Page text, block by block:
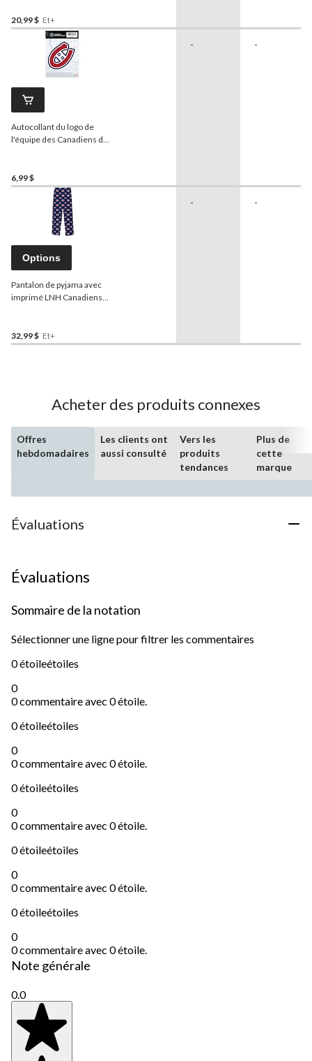
20,99 $ Et+
Autocollant du logo de
l'équipe des Canadiens de
6,99 $
- -
Options
Pantalon de pyjama avec
imprimé LNH Canadiens
32,99 $ Et+
- -
Acheter des produits connexes
Offres
hebdomadaires
Les clients ont
aussi consulté
Vers les
produits
tendances
Plus de
cette
marque
Évaluations
Évaluations
Sommaire de la notation
Sélectionner une ligne pour filtrer les commentaires
0 étoileétoiles
0
0 commentaire avec 0 étoile.
0 étoileétoiles
0
0 commentaire avec 0 étoile.
0 étoileétoiles
0
0 commentaire avec 0 étoile.
0 étoileétoiles
0
0 commentaire avec 0 étoile.
0 étoileétoiles
0
0 commentaire avec 0 étoile.
Note générale
0.0